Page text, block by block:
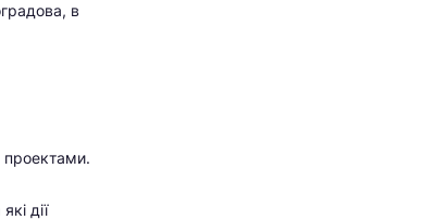
в
проектами.
дії